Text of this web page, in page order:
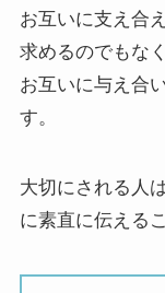
お互いに支え合
求めるのでもなく
お互いに与え合
す。
大切にされる人
に素直に伝える